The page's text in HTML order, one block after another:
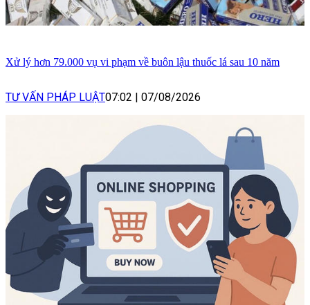
Xử lý hơn 79.000 vụ vi phạm về buôn lậu thuốc lá sau 10 năm
TƯ VẤN PHÁP LUẬT07:02 07/08/2026